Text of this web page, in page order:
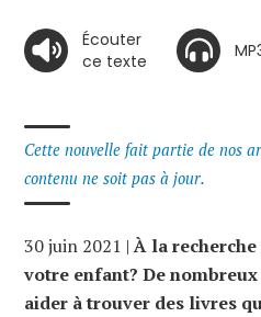
Écouter
ce texte
Cette nouvelle fait partie de nos
contenu ne soit pas à jour.
30 juin 2021 |À la
votre enfant? De
aider à trouver des livres